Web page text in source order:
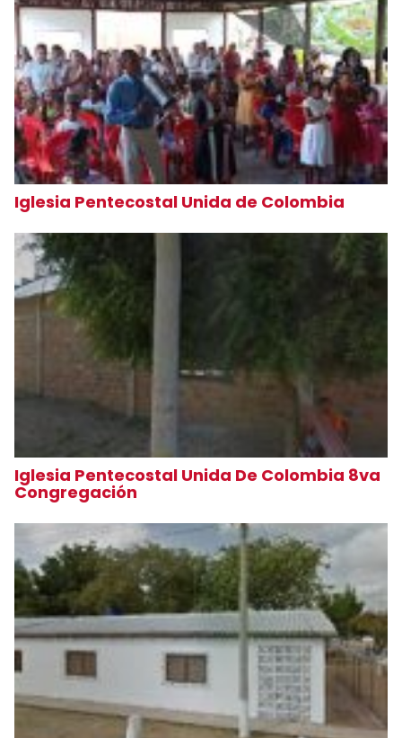
Iglesia Pentecostal Unida de Colombia
Iglesia Pentecostal Unida De Colombia 8va
Congregación